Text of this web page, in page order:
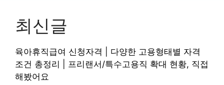
최신글
육아휴직급여 신청자격 | 다양한 고용형태별 자격
조건 총정리 | 프리랜서/특수고용직 확대 현황, 직접
해봤어요